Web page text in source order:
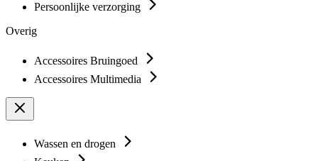
Persoonlijke verzorging
Overig
Accessoires Bruingoed
Accessoires Multimedia
Wassen en drogen